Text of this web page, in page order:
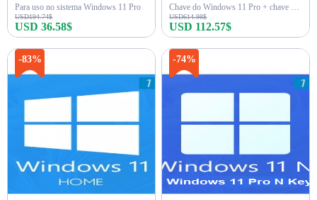
Para uso no sistema Windows 11 Pro
USD194.74$
USD 36.58$
Chave do Windows 11 Pro + chave do Office 2021 Pro
USD614.98$
USD 112.57$
-83% -74%